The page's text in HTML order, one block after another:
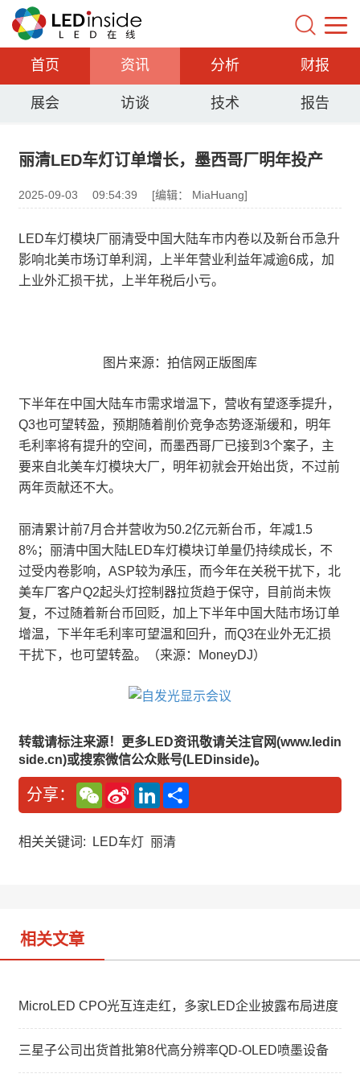
首页 资讯 分析 财报
展会 访谈 技术 报告
丽清LED车灯订单增长，墨西哥厂明年投产
2025-09-03 09:54:39 [编辑： MiaHuang]
LED车灯模块厂丽清受中国大陆车市内卷以及新台币急升
影响北美市场订单利润，上半年营业利益年减逾6成，加
上业外汇损干扰，上半年税后小亏。
图片来源：拍信网正版图库
下半年在中国大陆车市需求增温下，营收有望逐季提升，
Q3也可望转盈，预期随着削价竞争态势逐渐缓和，明年
毛利率将有提升的空间，而墨西哥厂已接到3个案子，主
要来自北美车灯模块大厂，明年初就会开始出货，不过前
两年贡献还不大。
丽清累计前7月合并营收为50.2亿元新台币，年减1.5
8%；丽清中国大陆LED车灯模块订单量仍持续成长，不
过受内卷影响，ASP较为承压，而今年在关税干扰下，北
美车厂客户Q2起头灯控制器拉货趋于保守，目前尚未恢
复，不过随着新台币回贬，加上下半年中国大陆市场订单
增温，下半年毛利率可望温和回升，而Q3在业外无汇损
干扰下，也可望转盈。（来源：MoneyDJ）
转载请标注来源！更多LED资讯敬请关注官网(www.ledin
side.cn)或搜索微信公众账号(LEDinside)。
分享：
W
e
C
a
S
n
W
L
n
e
相关关键词: LED车灯 丽清
相关文章
MicroLED CPO光互连走红，多家LED企业披露布局进度
三星子公司出货首批第8代高分辨率QD-OLED喷墨设备